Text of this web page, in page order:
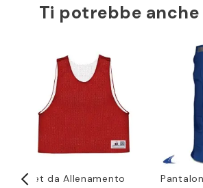
Ti potrebbe
Gilet da Allenamento